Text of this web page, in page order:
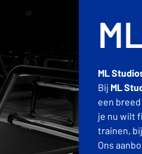
ML
Bij ML
een
je nu wilt
trainen,
Ons